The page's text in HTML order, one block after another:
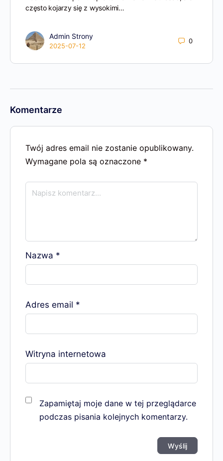
często kojarzy się z wysokimi…
Admin Strony
2025-07-12
0
Komentarze
Twój adres email nie zostanie opublikowany.
Wymagane pola są oznaczone *
Nazwa *
Adres email *
Witryna internetowa
Zapamiętaj moje dane w tej przeglądarce
podczas pisania kolejnych komentarzy.